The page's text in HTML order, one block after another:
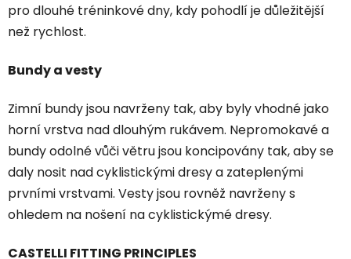
pro dlouhé tréninkové dny, kdy pohodlí je důležitější
než rychlost.
Bundy a vesty
Zimní bundy jsou navrženy tak, aby byly vhodné jako
horní vrstva nad dlouhým rukávem. Nepromokavé a
bundy odolné vůči větru jsou koncipovány tak, aby se
daly nosit nad cyklistickými dresy a zateplenými
prvními vrstvami. Vesty jsou rovněž navrženy s
ohledem na nošení na cyklistickýmé dresy.
CASTELLI FITTING PRINCIPLES